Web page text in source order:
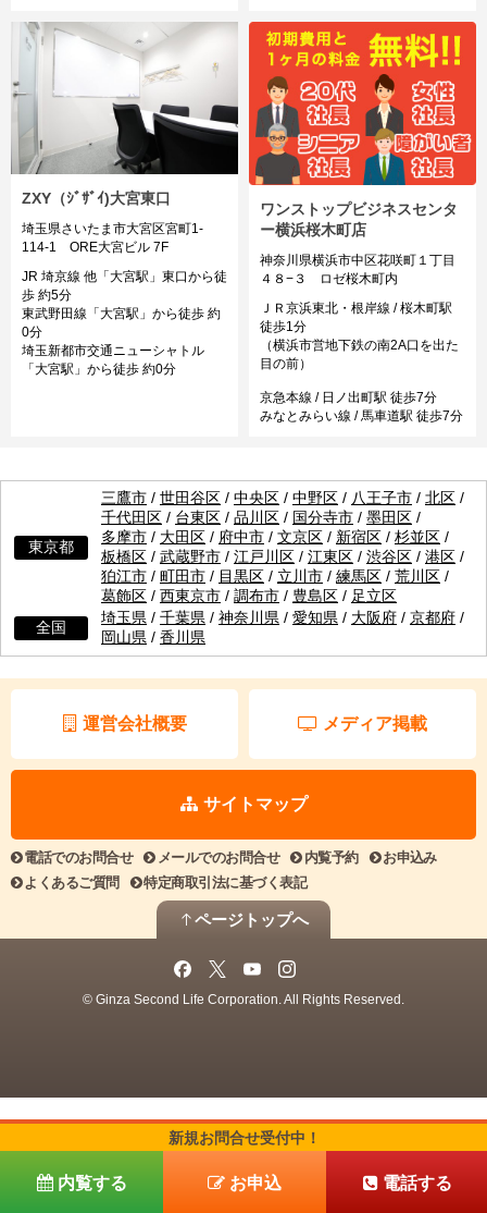
ZXY（ｼﾞｻﾞｲ)大宮東口
埼玉県さいたま市大宮区宮町1-
114-1 ORE大宮ビル 7F
JR 埼京線 他「大宮駅」東口から徒
歩 約5分
東武野田線「大宮駅」から徒歩 約
0分
埼玉新都市交通ニューシャトル
「大宮駅」から徒歩 約0分
ワンストップビジネスセンタ
ー横浜桜木町店
神奈川県横浜市中区花咲町１丁目
４８−３ ロゼ桜木町内
ＪＲ京浜東北・根岸線 / 桜木町駅
徒歩1分
（横浜市営地下鉄の南2A口を出た
目の前）
京急本線 / 日ノ出町駅 徒歩7分
みなとみらい線 / 馬車道駅 徒歩7分
東京都
三鷹市 / 世田谷区 / 中央区 / 中野区 / 八王子市 / 北区 /
千代田区 / 台東区 / 品川区 / 国分寺市 / 墨田区 /
多摩市 / 大田区 / 府中市 / 文京区 / 新宿区 / 杉並区 /
板橋区 / 武蔵野市 / 江戸川区 / 江東区 / 渋谷区 / 港区 /
狛江市 / 町田市 / 目黒区 / 立川市 / 練馬区 / 荒川区 /
葛飾区 / 西東京市 / 調布市 / 豊島区 / 足立区
全国
埼玉県 / 千葉県 / 神奈川県 / 愛知県 / 大阪府 / 京都府 /
岡山県 / 香川県
運営会社概要 メディア掲載
サイトマップ
新規お問合せ受付中！
内覧する お申込 電話する
電話でのお問合せ メールでのお問合せ 内覧予約
お申込み
よくあるご質問
特定商取引法に基づく表記
ページトップへ
© Ginza Second Life Corporation. All Rights Reserved.